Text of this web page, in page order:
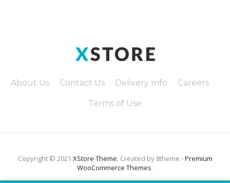
About Us Contact Us Delivery Info Careers
Terms of Use
Copyright © 2021 XStore Theme. Created by 8theme -Premium
WooCommerce Themes.